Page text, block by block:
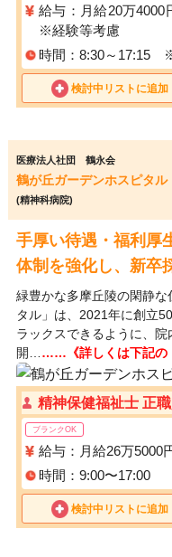
給与：月給20万
※経験等考慮
時間：8:30～17:15
検討中リストに追加
医療法人社団 鶴永会
鶴が丘ガーデンホスピタル
(精神科病院)
手厚い待遇・福利厚
体制を強化し、新卒
緑豊かな多摩丘陵の閑静
タル」は、2021年に創立
ラックスできるように、
開… ……《詳しくは下記の
精神保健福祉士 正
ブランクOK
給与：月給26万
時間：9:00〜17:00
検討中リストに追加